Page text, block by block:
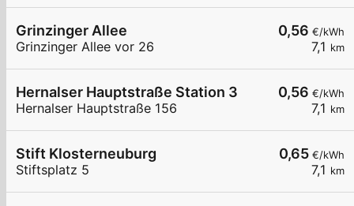
0,56 €/kWh
7,1 km
Grinzinger Allee
Grinzinger Allee vor 26
0,56 €/kWh
7,1 km
Hernalser Hauptstraße Station 3
Hernalser Hauptstraße 156
0,65 €/kWh
7,1 km
Stift Klosterneuburg
Stiftsplatz 5